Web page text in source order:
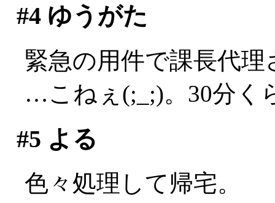
#4ゆうがた
緊急の用件で課長代
…こねぇ(;_;)。30分く
#5 よる
色々処理して帰宅。